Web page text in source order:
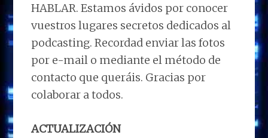
HABLAR. Estamos ávidos por conocer
vuestros lugares secretos dedicados al
podcasting. Recordad enviar las fotos
por e-mail o mediante el método de
contacto que queráis. Gracias por
colaborar a todos.
ACTUALIZACIÓN